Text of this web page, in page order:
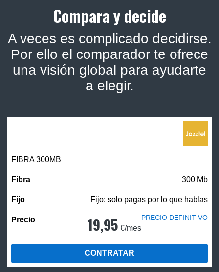
Compara y decide
A veces es complicado decidirse.
Por ello el comparador te ofrece
una visión global para ayudarte
a elegir.
FIBRA 300MB
300 Mb
Fijo: solo pagas por lo que hablas
19,95 €/mes
PRECIO DEFINITIVO
CONTRATAR